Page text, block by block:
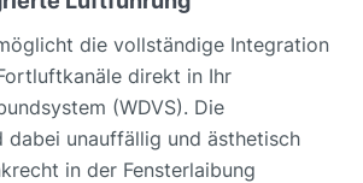
die vollständige Integration
direkt in Ihr
(WDVS). Die
dabei unauffällig und ästhetisch
in der Fensterlaibung